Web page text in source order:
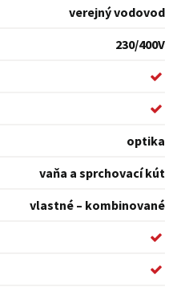
verejný vodovod
230/400V
optika
vaňa a sprchovací kút
vlastné – kombinované